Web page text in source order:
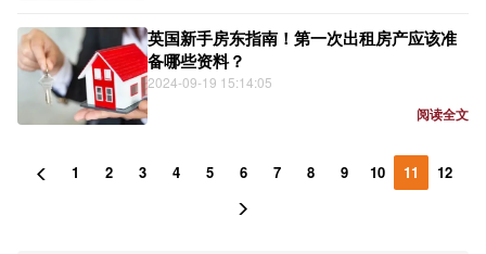
英国新手房东指南！第一次出租房产应该准
备哪些资料？
2024-09-19 15:14:05
阅读全文
1 2 3 4 5 6 7 8 9 10 11 12